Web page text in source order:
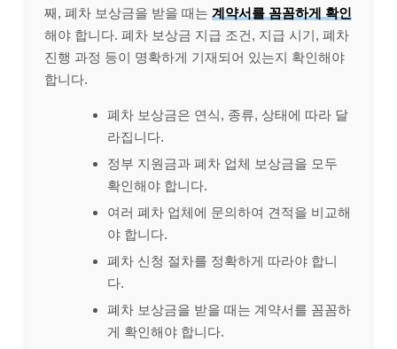
째, 폐차 보상금을 받을 때는 계약서를 꼼꼼하게 확인
해야 합니다. 폐차 보상금 지급 조건, 지급 시기, 폐차
진행 과정 등이 명확하게 기재되어 있는지 확인해야
합니다.
폐차 보상금은 연식, 종류, 상태에 따라 달
라집니다.
정부 지원금과 폐차 업체 보상금을 모두
확인해야 합니다.
여러 폐차 업체에 문의하여 견적을 비교해
야 합니다.
폐차 신청 절차를 정확하게 따라야 합니
다.
폐차 보상금을 받을 때는 계약서를 꼼꼼하
게 확인해야 합니다.